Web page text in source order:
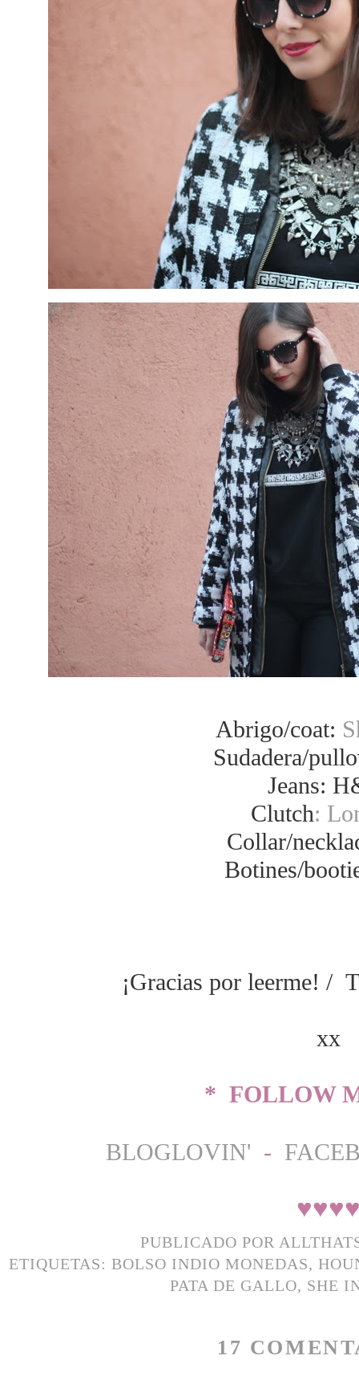
Abrigo/coat:
Sudadera/
Jeans:
Clutch:
Collar/
Botines/
¡Gracias por leerme! /
xx
* FOLLOW
BLOGLOVIN' -
♥♥♥
PUBLICADO POR
ETIQUETAS: BOLSO INDIO MONEDAS,
PATA DE GALLO, SHE
17